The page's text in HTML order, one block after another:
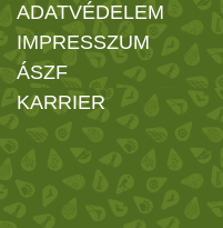
ADATVÉDELEM
IMPRESSZUM
ÁSZF
KARRIER